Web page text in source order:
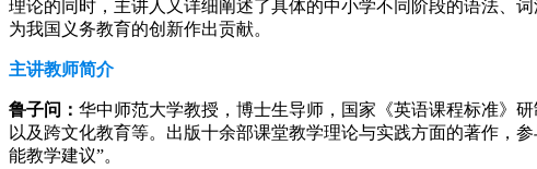
理论的同时，主讲人又详细阐述了具体的中小学不同阶段的语法、
为我国义务教育的创新作出贡献。
主讲教师简介
鲁子问： 华中师范大学教授，博士生导师，国家《英语课程标准》
以及跨文化教育等。出版十余部课堂教学理论与实践方面的著作，
能教学建议”。